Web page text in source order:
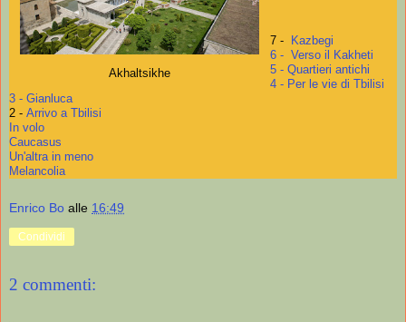
Akhaltsikhe
7 - Kazbegi
6 - Verso il Kakheti
5 - Quartieri antichi
4 - Per le vie di Tbilisi
3 - Gianluca
2 - Arrivo a Tbilisi
In volo
Caucasus
Un'altra in meno
Melancolia
Enrico Bo alle 16:49
Condividi
2 commenti: